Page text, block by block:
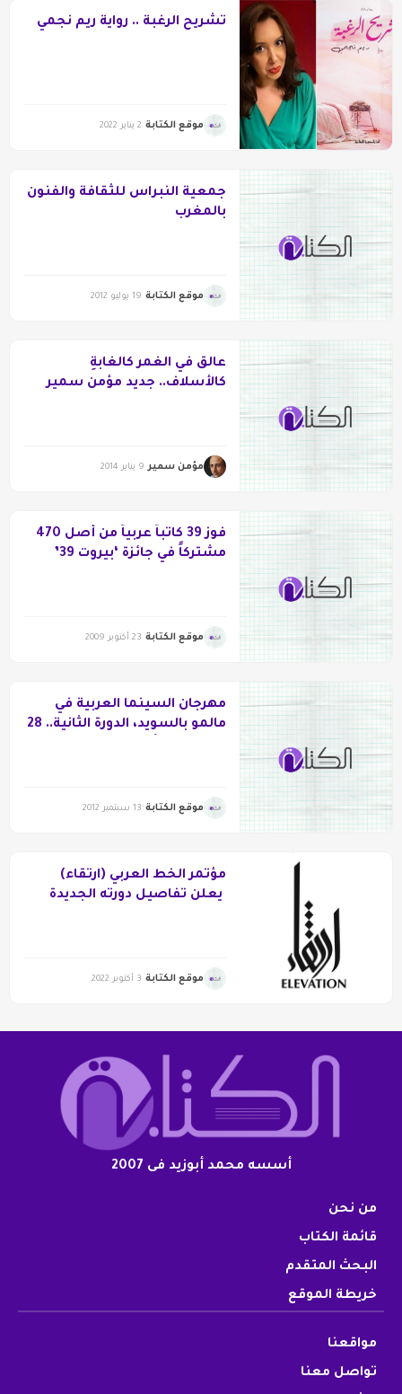
تشريح الرغبة .. رواية ريم نجمي
موقع الكتابة 2 يناير 2022
جمعية النبراس للثقافة والفنون
بالمغرب
موقع الكتابة 19 يوليو 2012
عالقٌ في الغمر كالغابةِ
كالأسلاف.. جديد مؤمن سمير
مؤمن سمير 9 يناير 2014
فوز 39 كاتباً عربياً من أصل 470
مشتركاً في جائزة ‘بيروت 39’
موقع الكتابة 23 أكتوبر 2009
مهرجان السينما العربية في
مالمو بالسويد، الدورة الثانية.. 28
موقع الكتابة 13 سبتمبر 2012
مؤتمر الخط العربي (ارتقاء)
يعلن تفاصيل دورته الجديدة
موقع الكتابة 3 أكتوبر 2022
أسسه محمد أبوزيد فى 2007
من نحن
قائمة الكتاب
البحث المتقدم
خريطة الموقع
مواقعنا
تواصل معنا